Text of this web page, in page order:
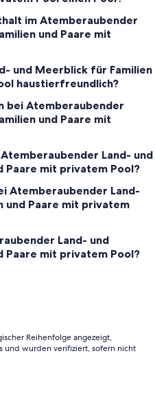
im Atemberaubender
und Paare mit
und Meerblick für Familien
haustierfreundlich?
bei Atemberaubender
und Paare mit
Land- und
Paare mit privatem Pool?
Atemberaubender Land-
und Paare mit privatem
Land- und
Paare mit privatem Pool?
Reihenfolge angezeigt,
und wurden verifiziert, sofern nicht